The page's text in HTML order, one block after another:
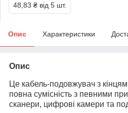
48,83 ₴ від 5 шт.
Опис Характеристики
Опис
Це кабель-подовжувач з
повна сумісність з певними
сканери, цифрові камери та